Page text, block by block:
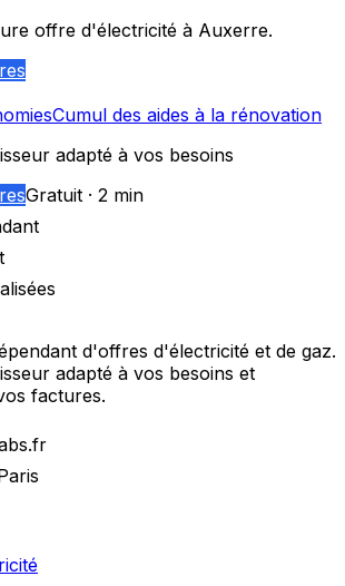
offre d'électricité à Auxerre.
Cumul des aides à la rénovation
adapté à vos besoins
Gratuit · 2 min
d'offres d'électricité et de gaz.
adapté à vos besoins et
factures.